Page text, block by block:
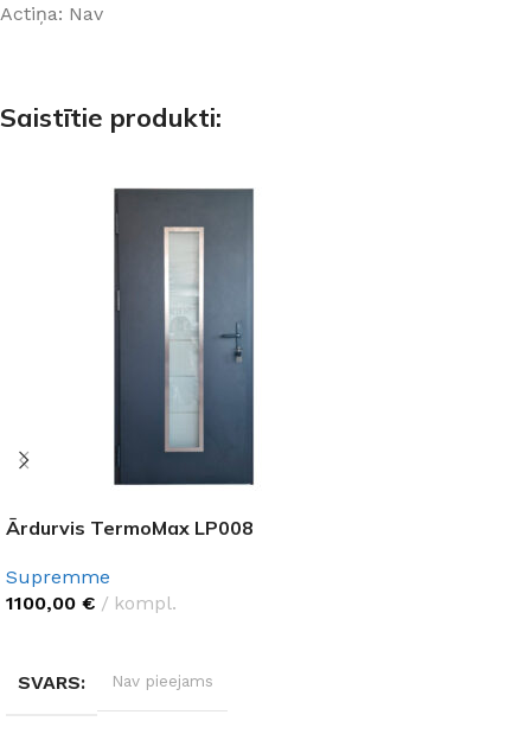
Actiņa: Nav
Saistītie produkti:
Ārdurvis TermoMax LP008
Supremme
1100,00 € kompl.
SVARS Nav pieejams